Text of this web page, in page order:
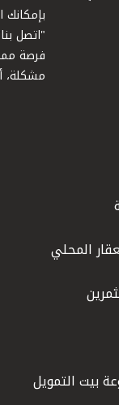
"اتصل
فرصة
مشكلة،
المحلي
بيت التمويل